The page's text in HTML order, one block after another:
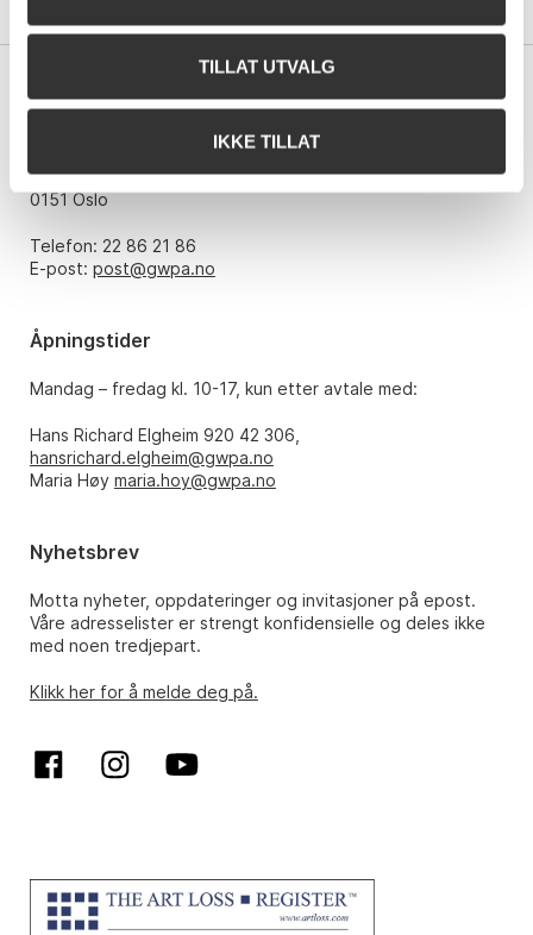
TILLAT UTVALG
IKKE TILLAT
Kontakt oss
Grev Wedels Plass Auksjoner AS
Bankplassen 1A
0151 Oslo
Telefon: 22 86 21 86
E-post: post@gwpa.no
Åpningstider
Mandag – fredag kl. 10-17, kun etter avtale med:
Hans Richard Elgheim 920 42 306,
hansrichard.elgheim@gwpa.no
Maria Høy maria.hoy@gwpa.no
Nyhetsbrev
Motta nyheter, oppdateringer og invitasjoner på epost.
Våre adresselister er strengt konfidensielle og deles ikke
med noen tredjepart.
Klikk her for å melde deg på.